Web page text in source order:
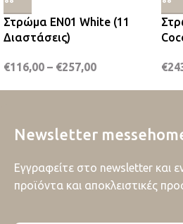
Στρώμα EN01 White (11
Διαστάσεις)
€116,00 – €257,00 €
Newsletter
Εγγραφείτε στο newsletter και
προϊόντα και αποκλειστικές